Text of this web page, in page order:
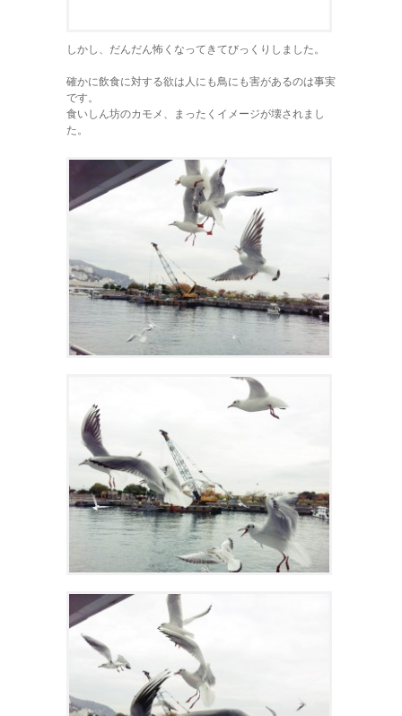
しかし、だんだん怖くなってきてびっくりしました。
確かに飲食に対する欲は人にも鳥にも害があるのは事実
です。
食いしん坊のカモメ、まったくイメージが壊されまし
た。